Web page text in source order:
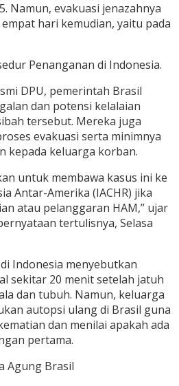
Namun, evakuasi jenazahnya
hari kemudian, yaitu pada
Penanganan di Indonesia.
DPU, pemerintah Brasil
dan potensi kelalaian
tersebut. Mereka juga
evakuasi serta minimnya
kepada keluarga korban.
untuk membawa kasus ini ke
Antar-Amerika (IACHR) jika
atau pelanggaran HAM,” ujar
tertulisnya, Selasa
Indonesia menyebutkan
sekitar 20 menit setelah jatuh
dan tubuh. Namun, keluarga
autopsi ulang di Brasil guna
dan menilai apakah ada
pertama.
Agung Brasil